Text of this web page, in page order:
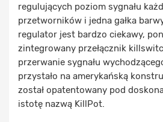
regulujących poziom sygnału
przetworników i jedna gałka
regulator jest bardzo ciekawy,
zintegrowany przełącznik
przerwanie sygnału
przystało na amerykańską
został opatentowany pod
istotę nazwą KillPot.